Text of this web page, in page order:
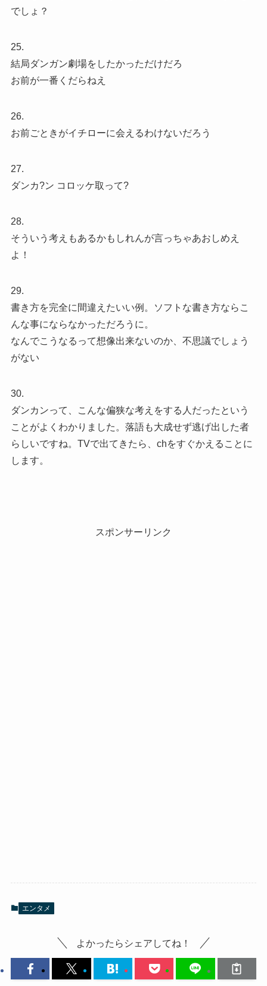
でしょ？
25.
結局ダンガン劇場をしたかっただけだろ
お前が一番くだらねえ
26.
お前ごときがイチローに会えるわけないだろう
27.
ダンカ?ン コロッケ取って?
28.
そういう考えもあるかもしれんが言っちゃあおしめえ
よ！
29.
書き方を完全に間違えたいい例。ソフトな書き方ならこ
んな事にならなかっただろうに。
なんでこうなるって想像出来ないのか、不思議でしょう
がない
30.
ダンカンって、こんな偏狭な考えをする人だったという
ことがよくわかりました。落語も大成せず逃げ出した者
らしいですね。TVで出てきたら、chをすぐかえることに
します。
スポンサーリンク
エンタメ
よかったらシェアしてね！